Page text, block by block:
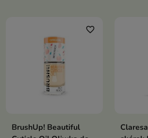
favorite_border
BrushUp! Beautiful